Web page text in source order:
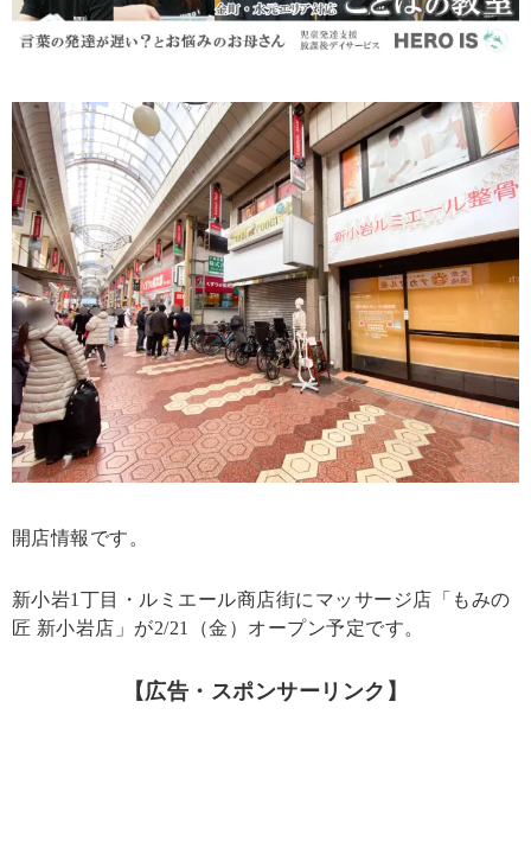
開店情報です。
新小岩1丁目・ルミエール商店街にマッサージ店「もみの
匠 新小岩店」が2/21（金）オープン予定です。
【広告・スポンサーリンク】